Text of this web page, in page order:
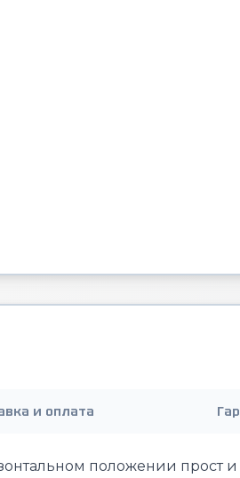
и оплата
положении прост